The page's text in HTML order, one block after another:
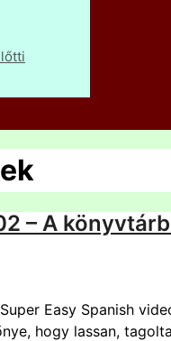
– A
Easy Spanish
hogy lassan,